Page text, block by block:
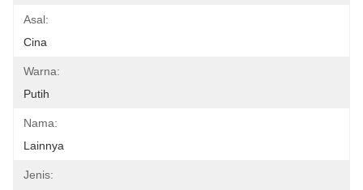
Asal:
Cina
Warna:
Putih
Nama:
Lainnya
Jenis: